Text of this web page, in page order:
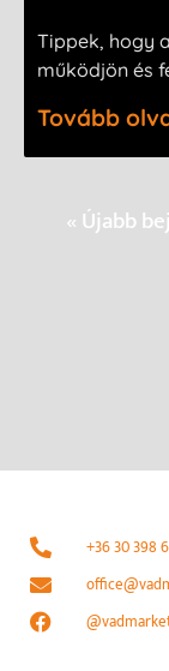
Tippek, hogy
működjön és
Tovább
« Újabb
+36 30 398